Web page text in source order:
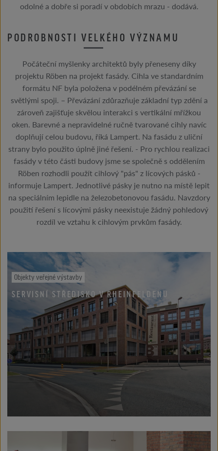
odolné a dobře si poradí v obdobích mrazu - dodává.
PODROBNOSTI VELKÉHO VÝZNAMU
Počáteční myšlenky architektů byly přeneseny díky
projektu Röben na projekt fasády. Cihla ve standardním
formátu NF byla položena v podélném převázání se
světlými spoji. – Převázání zdůrazňuje základní typ zdění a
zároveň zajišťuje skvělou interakci s vertikální mřížkou
oken. Barevné a nepravidelné ručně tvarované cihly navíc
doplňují celou budovu, říká Lampert. Na fasádu z uliční
strany bylo použito úplně jiné řešení. - Pro rychlou realizaci
fasády v této části budovy jsme se společně s oddělením
Röben rozhodli použít cihlový "pás" z lícových pásků -
informuje Lampert. Jednotlivé pásky je nutno na místě lepit
na speciálním lepidle na železobetonovou fasádu. Navzdory
použití řešení s lícovými pásky neexistuje žádný pohledový
rozdíl ve vztahu k cihlovým prvkům fasády.
Objekty veřejné výstavby
SERVISNÍ STŘEDISKO V RHEINFELDENU